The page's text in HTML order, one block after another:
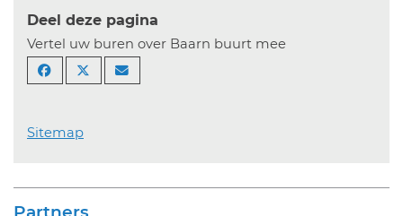
Deel deze pagina
Vertel uw buren over Baarn buurt mee
Sitemap